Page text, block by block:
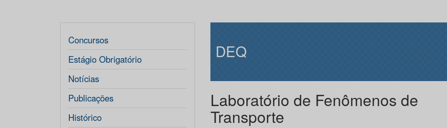
Concursos
Estágio Obrigatório
Notícias
Publicações
Histórico
DEQ
Laboratório de Fenômenos de
Transporte